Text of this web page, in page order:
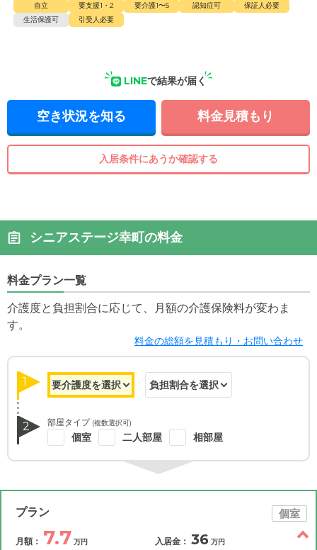
自立 要支援1・2 要介護1〜5 認知症可
保証人必要
生活保護可
引受人必要
LINEで結果が届く
空き状況を知る 料金見積もり
入居条件にあうか確認する
シニアステージ幸町の料金
料金プラン一覧
介護度と負担割合に応じて、月額の介護保険料が変わま
す。
料金の総額を見積もり・お問い合わせ
1
2 部屋タイプ (複数選択可)
個室 二人部屋 相部屋
プラン 個室
月額： 7.7 万円 入居金： 36 万円